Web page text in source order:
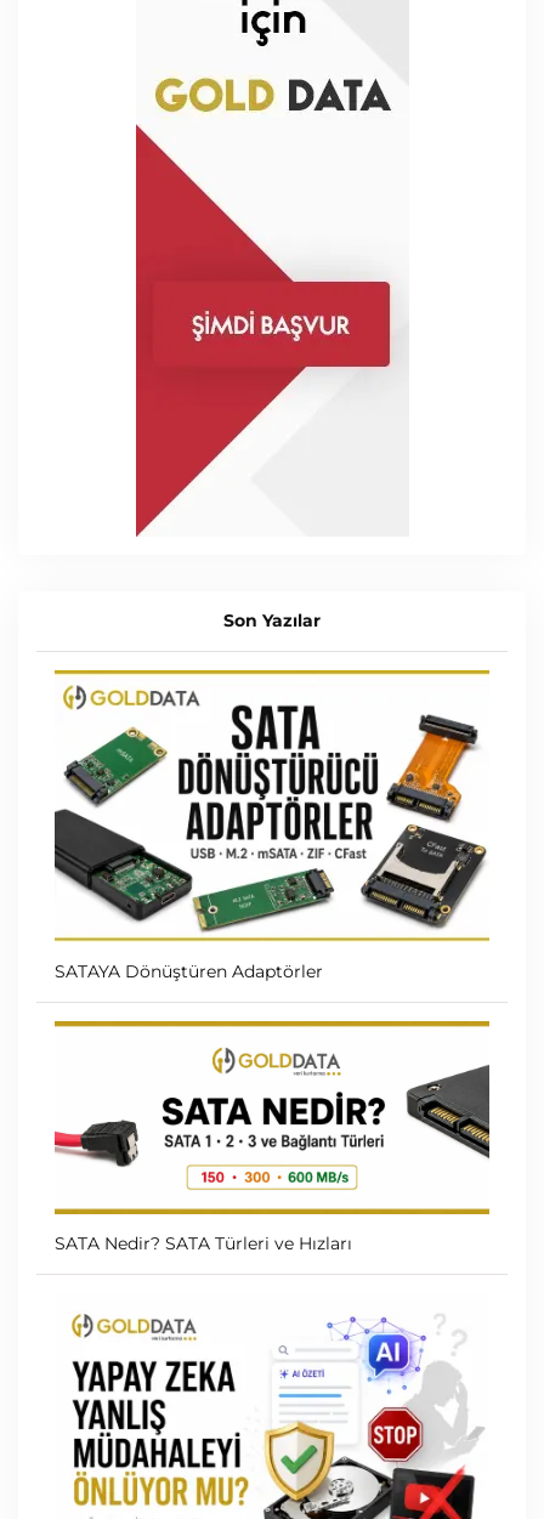
Son Yazılar
SATAYA Dönüştüren Adaptörler
SATA Nedir? SATA Türleri ve Hızları